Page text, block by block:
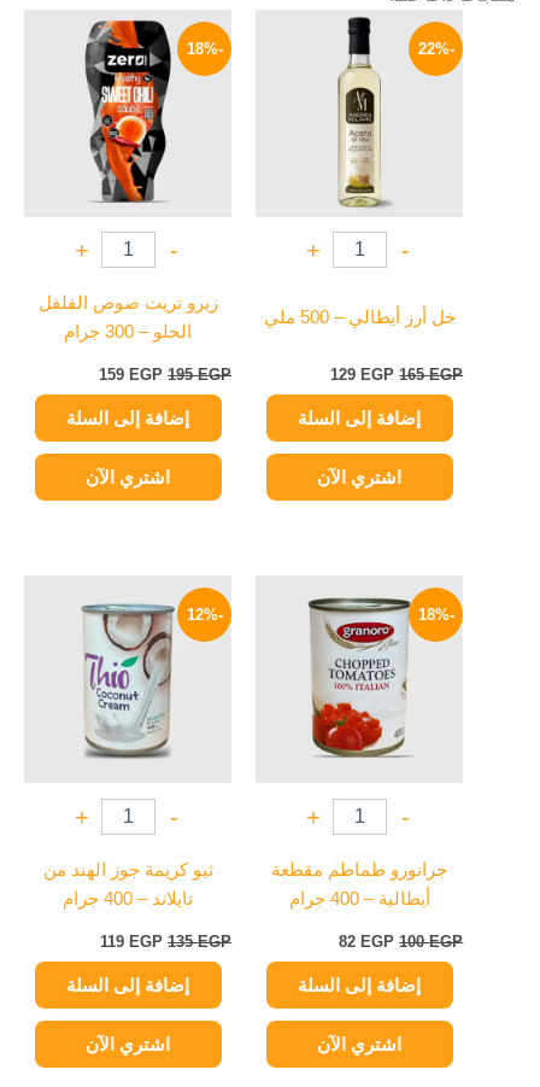
-22%
-
+
خل أرز أيطالي – 500 ملي
165EGP
السعر
الأصلي
165 EGP.
129 EGP
إضافة إلى السلة
اشتري الآن
-18%
-
+
زيرو تريت صوص الفلفل
الحلو – 300 جرام
195EGP
السعر
الأصلي
هو:
195 EGP.
159 EGP
السعر
الحالي
هو:
159 EGP.
إضافة إلى السلة
اشتري الآن
-18%
-
+
جرانورو طماطم مقطعة
أيطالية – 400 جرام
100EGP
الأصلي
هو:
100 EGP.
82 EGP
الحالي
هو:
82 EGP.
إضافة إلى السلة
اشتري الآن
-12%
-
+
ثيو كريمة جوز الهند من
تايلاند – 400 جرام
135EGP
الأصلي
هو:
135 EGP.
119 EGP
الحالي
إضافة إلى السلة
اشتري الآن